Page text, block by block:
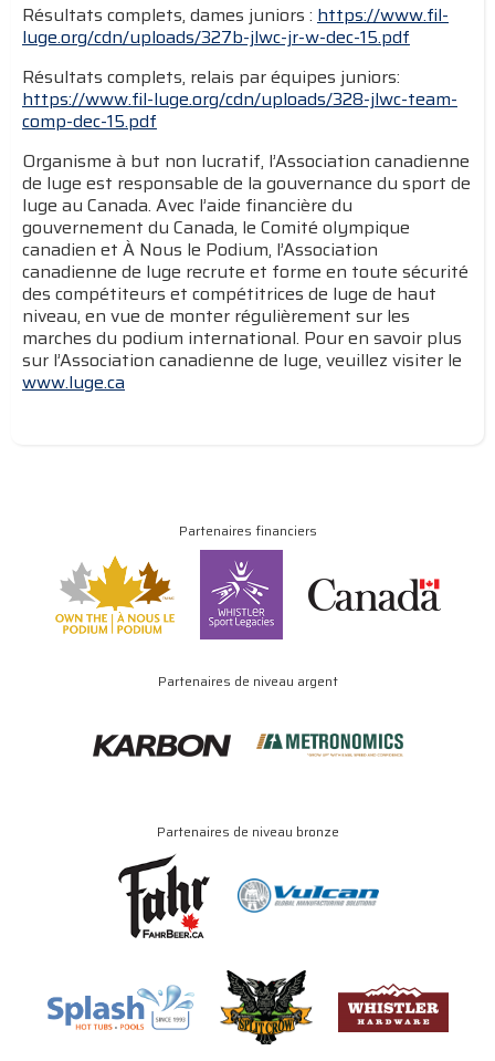
Résultats complets, dames juniors : https://www.fil-
luge.org/cdn/uploads/327b-jlwc-jr-w-dec-15.pdf
Résultats complets, relais par équipes juniors:
https://www.fil-luge.org/cdn/uploads/328-jlwc-team-
comp-dec-15.pdf
Organisme à but non lucratif, l’Association canadienne
de luge est responsable de la gouvernance du sport de
luge au Canada. Avec l’aide financière du
gouvernement du Canada, le Comité olympique
canadien et À Nous le Podium, l’Association
canadienne de luge recrute et forme en toute sécurité
des compétiteurs et compétitrices de luge de haut
niveau, en vue de monter régulièrement sur les
marches du podium international. Pour en savoir plus
sur l’Association canadienne de luge, veuillez visiter le
www.luge.ca
Partenaires financiers
Partenaires de niveau argent
Partenaires de niveau bronze